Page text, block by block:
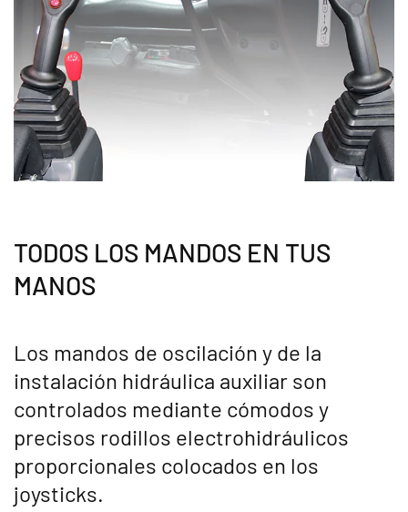
TODOS LOS MANDOS EN TUS
MANOS
Los mandos de oscilación y de la
instalación hidráulica auxiliar son
controlados mediante cómodos y
precisos rodillos electrohidráulicos
proporcionales colocados en los
joysticks.